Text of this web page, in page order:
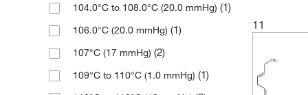
(3)
(1)
132.16(3)
(3)
95%(78)
95%,(98% ee)(4)
95%,98% ee(2)
95.0%(7)
Granulés ou poudre(3)
Grumeaux
(2)
104.0°C to 108.0°C (20.0 mmHg) (1)
106.0°C (20.0 mmHg) (1)
107°C (17 mmHg) (2)
109°C to 110°C (1.0 mmHg) (1)
11